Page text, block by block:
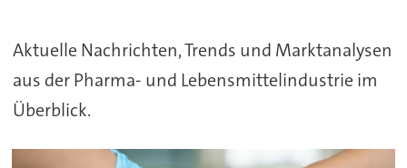
Lebensmittelindustrie
Aktuelle Nachrichten, Trends und Marktanalysen
aus der Pharma- und Lebensmittelindustrie im
Überblick.